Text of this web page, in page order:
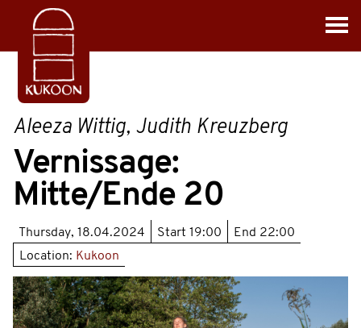
Aleeza Wittig, Judith Kreuzberg
Vernissage:
Mitte/Ende 20
Thursday, 18.04.2024 Start 19:00 End 22:00
Location: Kukoon